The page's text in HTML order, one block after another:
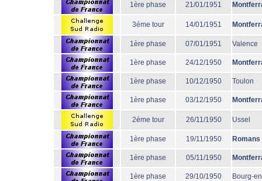
1ère phase 21/01/1951
3éme tour 14/01/1951
1ère phase 07/01/1951 Valence
1ère phase 24/12/1950
1ère phase 10/12/1950 Toulon
1ère phase 03/12/1950
2éme tour 26/11/1950 Ussel
1ère phase 19/11/1950 Romans
1ère phase 05/11/1950
1ère phase 29/10/1950 Bourg-